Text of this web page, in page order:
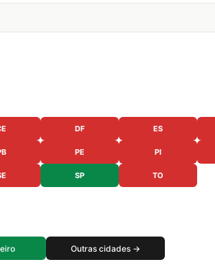
DF ES
PE PI
SP TO
Outras cidades →